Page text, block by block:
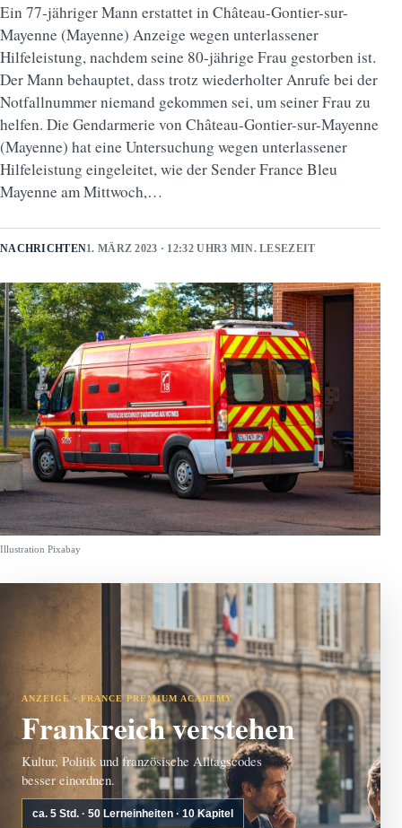
Ein 77-jähriger Mann erstattet in Château-Gontier-sur-
Mayenne (Mayenne) Anzeige wegen unterlassener
Hilfeleistung, nachdem seine 80-jährige Frau gestorben ist.
Der Mann behauptet, dass trotz wiederholter Anrufe bei der
Notfallnummer niemand gekommen sei, um seiner Frau zu
helfen. Die Gendarmerie von Château-Gontier-sur-Mayenne
(Mayenne) hat eine Untersuchung wegen unterlassener
Hilfeleistung eingeleitet, wie der Sender France Bleu
Mayenne am Mittwoch,…
NACHRICHTEN1. MÄRZ 2023 · 12:32 UHR3 MIN. LESEZEIT
Illustration Pixabay
ANZEIGE · FRANCE PREMIUM ACADEMY
Frankreich verstehen
Kultur, Politik und französische Alltagscodes
besser einordnen.
ca. 5 Std. · 50 Lerneinheiten · 10 Kapitel